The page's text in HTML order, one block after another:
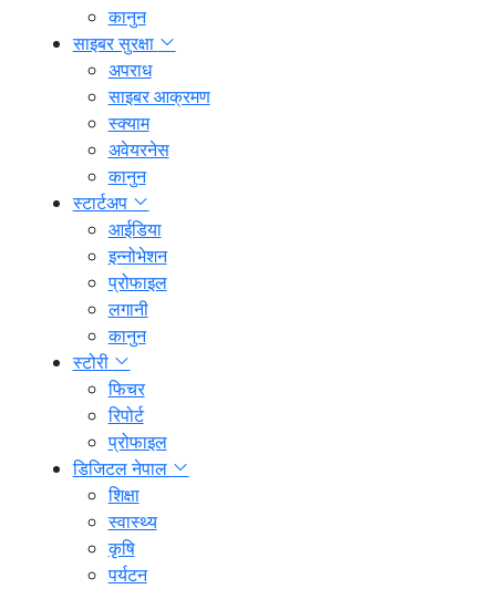
कानुन
साइबर सुरक्षा
अपराध
साइबर आक्रमण
स्क्याम
अवेयरनेस
कानुन
स्टार्टअप
आईडिया
इन्नोभेशन
प्रोफाइल
लगानी
कानुन
स्टोरी
फिचर
रिपोर्ट
प्रोफाइल
डिजिटल नेपाल
शिक्षा
स्वास्थ्य
कृषि
पर्यटन